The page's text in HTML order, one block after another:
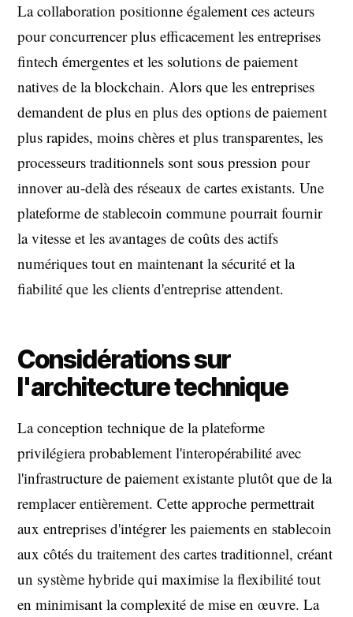
La collaboration positionne également ces acteurs
pour concurrencer plus efficacement les entreprises
fintech émergentes et les solutions de paiement
natives de la blockchain. Alors que les entreprises
demandent de plus en plus des options de paiement
plus rapides, moins chères et plus transparentes, les
processeurs traditionnels sont sous pression pour
innover au-delà des réseaux de cartes existants. Une
plateforme de stablecoin commune pourrait fournir
la vitesse et les avantages de coûts des actifs
numériques tout en maintenant la sécurité et la
fiabilité que les clients d'entreprise attendent.
Considérations sur
l'architecture technique
La conception technique de la plateforme
privilégiera probablement l'interopérabilité avec
l'infrastructure de paiement existante plutôt que de la
remplacer entièrement. Cette approche permettrait
aux entreprises d'intégrer les paiements en stablecoin
aux côtés du traitement des cartes traditionnel, créant
un système hybride qui maximise la flexibilité tout
en minimisant la complexité de mise en œuvre. La